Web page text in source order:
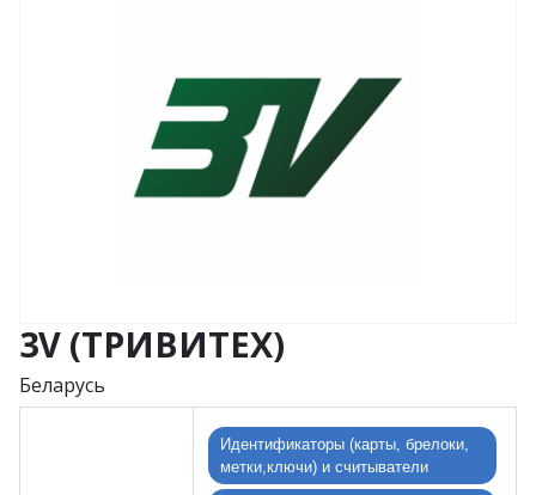
3V (ТРИВИТЕХ)
Беларусь
Идентификаторы (карты, брелоки,
метки,ключи) и считыватели